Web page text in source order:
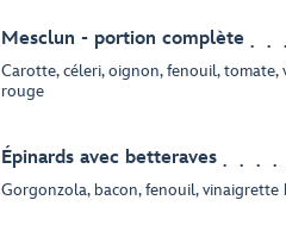
Mesclun - portion complète
Carotte, céleri, oignon, fenouil, tomate,
rouge
Épinards avec betteraves
Gorgonzola, bacon, fenouil, vinaigrette